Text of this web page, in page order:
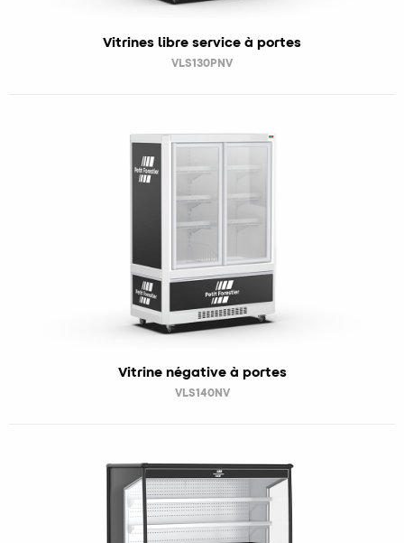
Vitrines libre service à portes
VLS130PNV
Vitrine négative à portes
VLS140NV